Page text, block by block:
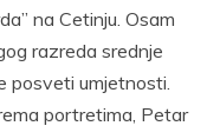
na Cetinju. Osam
razreda srednje
posveti umjetnosti.
portretima, Petar